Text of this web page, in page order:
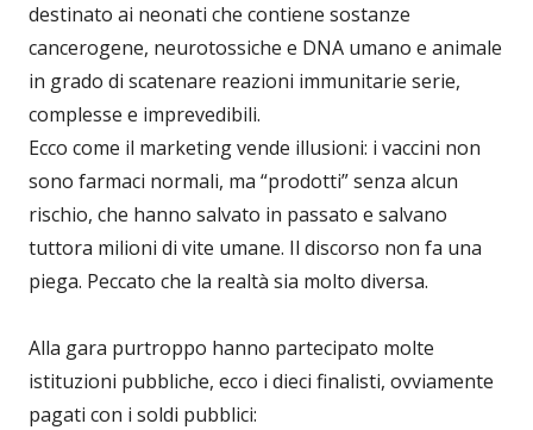
destinato ai neonati che contiene sostanze
cancerogene, neurotossiche e DNA umano e animale
in grado di scatenare reazioni immunitarie serie,
complesse e imprevedibili.
Ecco come il marketing vende illusioni: i vaccini non
sono farmaci normali, ma “prodotti” senza alcun
rischio, che hanno salvato in passato e salvano
tuttora milioni di vite umane. Il discorso non fa una
piega. Peccato che la realtà sia molto diversa.
Alla gara purtroppo hanno partecipato molte
istituzioni pubbliche, ecco i dieci finalisti, ovviamente
pagati con i soldi pubblici: